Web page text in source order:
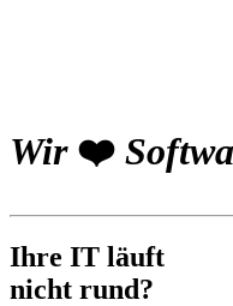
Wir❤️
Ihre IT läuft
nicht rund?